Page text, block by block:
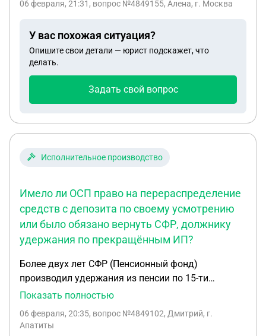
Имеем ли мы право разместить ее фото и
06 февраля, 21:31 , вопрос №4849155, Алена, г. Москва
У вас похожая ситуация?
Опишите свои детали — юрист подскажет, что
делать.
Задать свой вопрос
Исполнительное производство
Имело ли ОСП право на перераспределение
средств с депозита по своему усмотрению
или было обязано вернуть СФР, должнику
удержания по прекращённым ИП?
Более двух лет СФР (Пенсионный фонд)
производил удержания из пенсии по 15-ти
прекращённым, архивным исполнительным
депозитный счет ОСП ФССП РФ. 100% этих
Показать полностью
06 февраля, 20:35, вопрос №4849102, Дмитрий, г.
Апатиты